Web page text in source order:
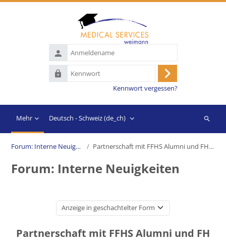
Anmeldename
Kennwort
Anmelden
Kennwort vergessen?
Mehr Deutsch - Schweiz ‎(de_ch)‎
Suchen
Forum: Interne Neuigkeiten Partnerschaft mit FFHS Alumni und FH Schweiz
Forum: Interne Neuigkeiten
Anzeigemodus
Partnerschaft mit FFHS Alumni und FH